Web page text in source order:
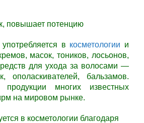
повышает потенцию
в косметологии и
масок, тоников, лосьонов,
для ухода за волосами —
ополаскивателей, бальзамов.
продукции многих известных
на мировом рынке.
в косметологии благодаря